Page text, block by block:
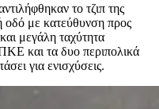
το τζιπ της
με κατεύθυνση προς
μεγάλη ταχύτητα
και τα δυο περιπολικά
για ενισχύσεις.